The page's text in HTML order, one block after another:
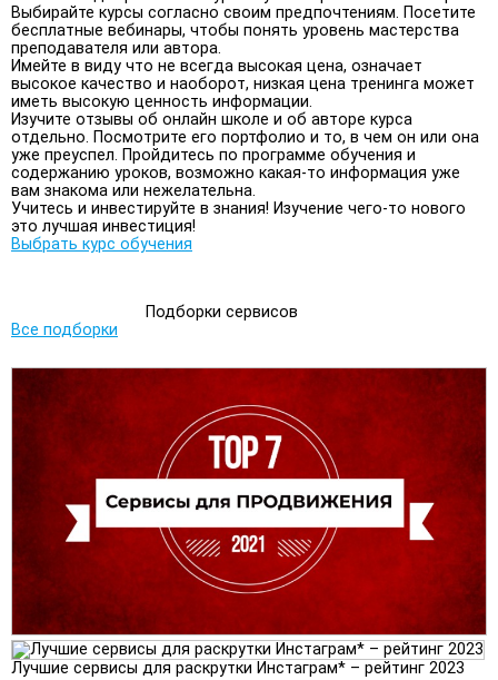
Выбирайте курсы согласно своим предпочтениям. Посетите
бесплатные вебинары, чтобы понять уровень мастерства
преподавателя или автора.
Имейте в виду что не всегда высокая цена, означает
высокое качество и наоборот, низкая цена тренинга может
иметь высокую ценность информации.
Изучите отзывы об онлайн школе и об авторе курса
отдельно. Посмотрите его портфолио и то, в чем он или она
уже преуспел. Пройдитесь по программе обучения и
содержанию уроков, возможно какая-то информация уже
вам знакома или нежелательна.
Учитесь и инвестируйте в знания! Изучение чего-то нового
это лучшая инвестиция!
Выбрать курс обучения
Подборки сервисов
Все подборки
Лучшие сервисы для раскрутки Инстаграм* – рейтинг 2023